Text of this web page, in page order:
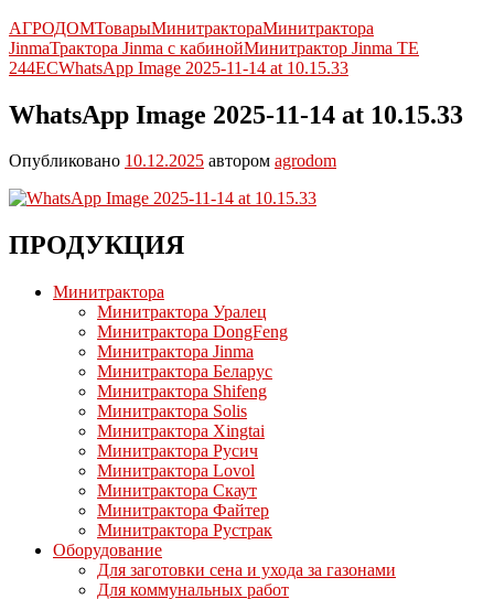
АГРОДОМТоварыМинитрактораМинитрактора
JinmaТрактора Jinma с кабинойМинитрактор Jinma TE
244ECWhatsApp Image 2025-11-14 at 10.15.33
WhatsApp Image 2025-11-14 at 10.15.33
Опубликовано 10.12.2025 автором agrodom
ПРОДУКЦИЯ
Минитрактора
Минитрактора Уралец
Минитрактора DongFeng
Минитрактора Jinma
Минитрактора Беларус
Минитрактора Shifeng
Минитрактора Solis
Минитрактора Xingtai
Минитрактора Русич
Минитрактора Lovol
Минитрактора Скаут
Минитрактора Файтер
Минитрактора Рустрак
Оборудование
Для заготовки сена и ухода за газонами
Для коммунальных работ